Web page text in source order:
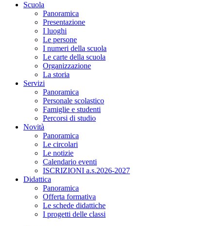
Scuola
Panoramica
Presentazione
I luoghi
Le persone
I numeri della scuola
Le carte della scuola
Organizzazione
La storia
Servizi
Panoramica
Personale scolastico
Famiglie e studenti
Percorsi di studio
Novità
Panoramica
Le circolari
Le notizie
Calendario eventi
ISCRIZIONI a.s.2026-2027
Didattica
Panoramica
Offerta formativa
Le schede didattiche
I progetti delle classi